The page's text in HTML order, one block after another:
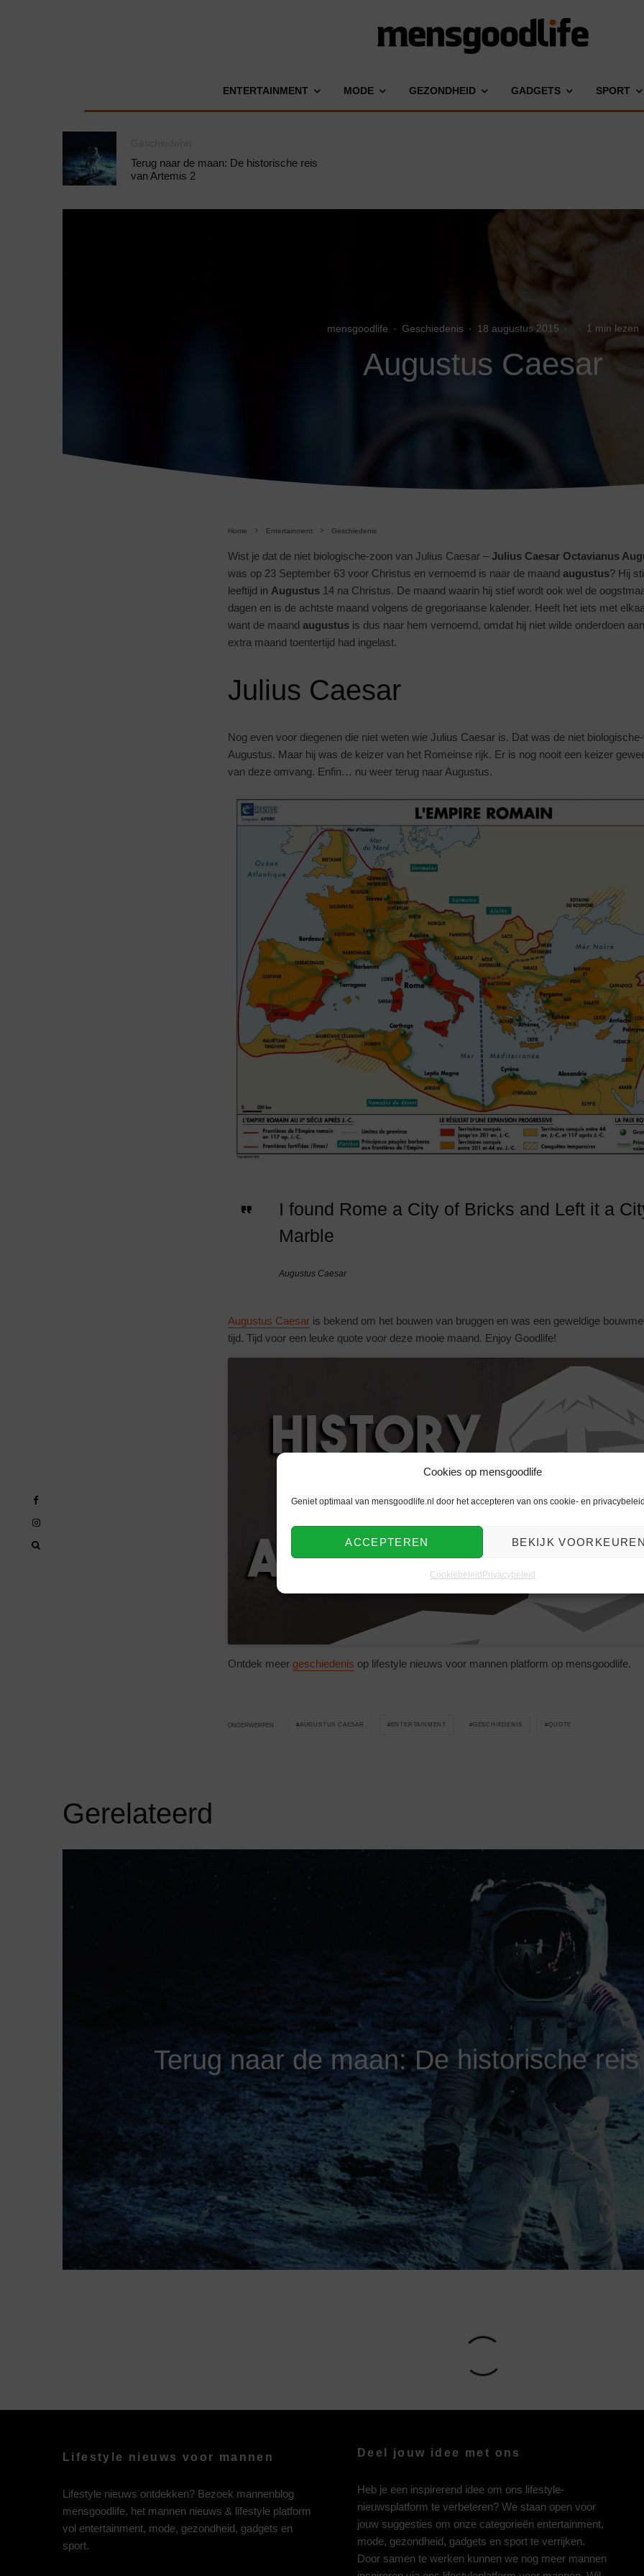
Cookies op mensgoodlife
Geniet optimaal van mensgoodlife.nl door het accepteren van ons cookie- en
ACCEPTEREN BEKIJK
Cookiebeleid Privacybeleid
ENTERTAINMENT MODE GEZONDHEID GADGETS SPORT
Terug naar de maan: De historische reis
van Artemis 2
mensgoodlife · Geschiedenis · 18 augustus 2015 · · 1 min lezen
Augustus Caesar
Home Entertainment Geschiedenis
Wist je dat de niet biologische-zoon van Julius Caesar – Julius Caesar Octavianus
was op 23 September 63 voor Christus en vernoemd is naar de maand augustus? Hij
leeftijd in Augustus 14 na Christus. De maand waarin hij stief wordt ook wel de
dagen en is de achtste maand volgens de gregoriaanse kalender. Heeft het iets met
want de maand augustus is dus naar hem vernoemd, omdat hij niet wilde onderdoen
extra maand toentertijd had ingelast.
Julius Caesar
Nog even voor diegenen die niet weten wie Julius Caesar is. Dat was de niet
Augustus. Maar hij was de keizer van het Romeinse rijk. Er is nog nooit een keizer
van deze omvang. Enfin… nu weer terug naar Augustus.
I found Rome a City of Bricks and Left it a
Marble
Augustus Caesar
Augustus Caesar is bekend om het bouwen van bruggen en was een geweldige
tijd. Tijd voor een leuke quote voor deze mooie maand. Enjoy Goodlife!
accepteren en deze inhoud in te
Ontdek meer geschiedenis op lifestyle nieuws voor mannen platform op mensgoodlife.
ONDERWERPEN AUGUSTUS CAESAR ENTERTAINMENT GESCHIEDENIS QUOTE
Gerelateerd
Terug naar de maan: De historische
Lifestyle nieuws voor mannen
Lifestyle nieuws ontdekken? Bezoek mannenblog
mensgoodlife, het mannen nieuws & lifestyle platform
vol entertainment, mode, gezondheid, gadgets en
sport.
Deel jouw idee met ons
Heb je een inspirerend idee om ons lifestyle-
nieuwsplatform te verbeteren? We staan open voor
jouw suggesties om onze categorieën entertainment,
mode, gezondheid, gadgets en sport te verrijken.
Door samen te werken kunnen we nog meer mannen